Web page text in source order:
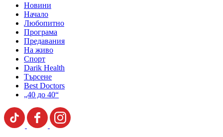
Новини
Начало
Любопитно
Програма
Предавания
На живо
Спорт
Darik Health
Търсене
Best Doctors
„40 до 40“